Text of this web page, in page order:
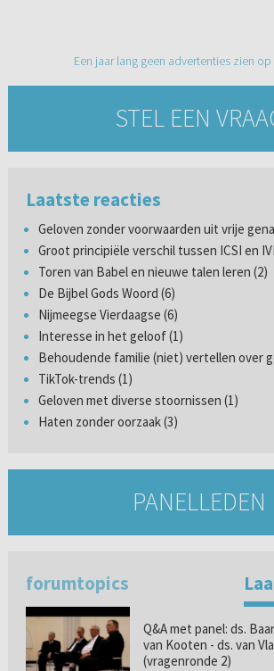
Een jaar lang geen advertenties zien
STEL EEN
Laatste reacties
Geloven zonder voorwaarden uit vrije
Groot principiële verschil tussen ICSI en
Toren van Babel en nieuwe talen leren (2)
De Bijbel Gods Woord (6)
Nijmeegse Vierdaagse (6)
Interesse in het geloof (1)
Behoudende familie (niet) vertellen over
TikTok-trends (1)
Geloven met diverse stoornissen (1)
Haten zonder oorzaak (3)
PANELLEDEN
forumtopics
Q&A met panel: ds.
van Kooten - ds. van
(vragenronde 2)